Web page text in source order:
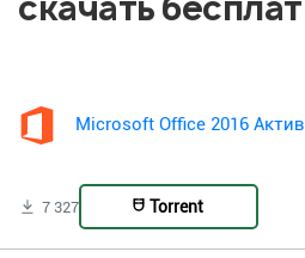
Microsoft Office 2016
7 327 Torrent